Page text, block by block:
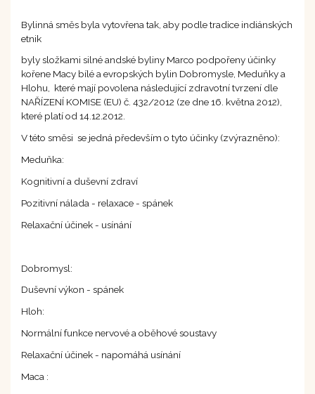
Bylinná směs byla vytovřena tak, aby podle tradice indiánských
etnik
byly složkami silné andské byliny Marco podpořeny účinky
kořene Macy bílé a evropských bylin Dobromysle, Meduňky a
Hlohu, které mají povolena následující zdravotní tvrzení dle
NAŘÍZENÍ KOMISE (EU) č. 432/2012 (ze dne 16. května 2012),
které platí od 14.12.2012.
V této směsi se jedná především o tyto účinky (zvýrazněno):
Meduňka:
Kognitivní a duševní zdraví
Pozitivní nálada - relaxace - spánek
Relaxační účinek - usínání
Dobromysl:
Duševní výkon - spánek
Hloh:
Normální funkce nervové a oběhové soustavy
Relaxační účinek - napomáhá usínání
Maca :